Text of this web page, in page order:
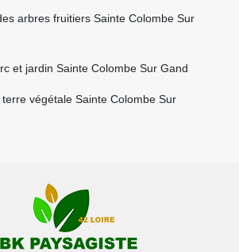
arbres fruitiers Sainte Colombe Sur
et jardin Sainte Colombe Sur Gand
végétale Sainte Colombe Sur